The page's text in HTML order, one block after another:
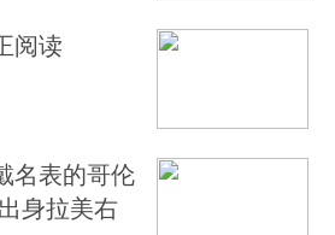
阅读
名表的哥伦
身拉美右